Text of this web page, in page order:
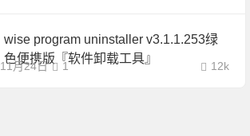
wise program uninstaller v3.1.1.253绿
色便携版『软件卸载工具』
11月24日 12k
1